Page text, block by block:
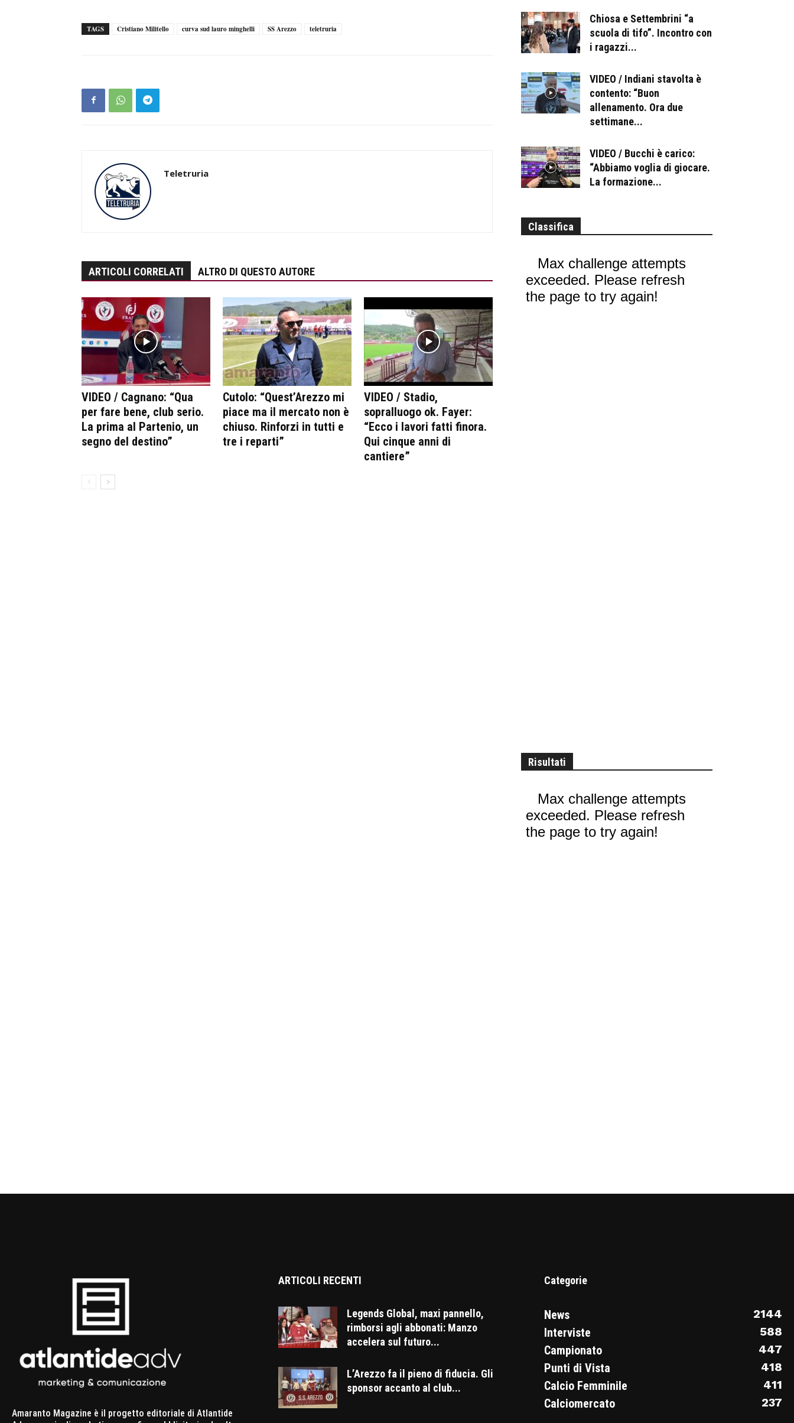
TAGS Cristiano Militello curva sud lauro minghelli SS Arezzo teletruria
Teletruria
ARTICOLI CORRELATI ALTRO DI QUESTO AUTORE
VIDEO / Cagnano: “Qua
per fare bene, club serio.
La prima al Partenio, un
segno del destino”
Cutolo: “Quest’Arezzo mi
piace ma il mercato non è
chiuso. Rinforzi in tutti e
tre i reparti”
VIDEO / Stadio,
sopralluogo ok. Fayer:
“Ecco i lavori fatti finora.
Qui cinque anni di
cantiere”
Chiosa e Settembrini “a
scuola di tifo”. Incontro con
i ragazzi...
VIDEO / Indiani stavolta è
contento: “Buon
allenamento. Ora due
settimane...
VIDEO / Bucchi è carico:
“Abbiamo voglia di giocare.
La formazione...
Classifica
Risultati
Amaranto Magazine è il progetto editoriale di Atlantide
ARTICOLI RECENTI
Legends Global, maxi pannello,
rimborsi agli abbonati: Manzo
accelera sul futuro...
L’Arezzo fa il pieno di fiducia. Gli
sponsor accanto al club...
Categorie
News
2144
Interviste
588
Campionato
447
Punti di Vista
418
Calcio Femminile
411
Calciomercato
237